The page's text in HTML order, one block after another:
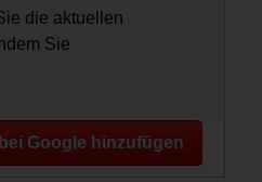
die aktuellen
Sie
Google hinzufügen